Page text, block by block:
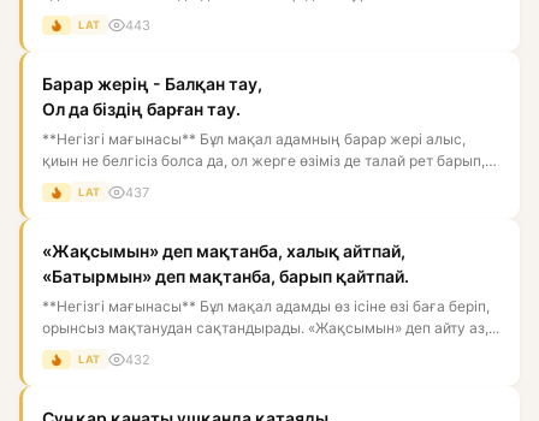
еңбектеніп,...
LAT 443
Барар жерің - Балқан тау,
Ол да біздің барған тау.
**Негізгі мағынасы** Бұл мақал адамның барар жері алыс,
қиын не белгісіз болса да, ол жерге өзіміз де талай рет барып,
ж...
LAT 437
«Жақсымын» деп мақтанба, халық айтпай,
«Батырмын» деп мақтанба, барып қайтпай.
**Негізгі мағынасы** Бұл мақал адамды өз ісіне өзі баға беріп,
орынсыз мақтанудан сақтандырады. «Жақсымын» деп айту аз,...
LAT 432